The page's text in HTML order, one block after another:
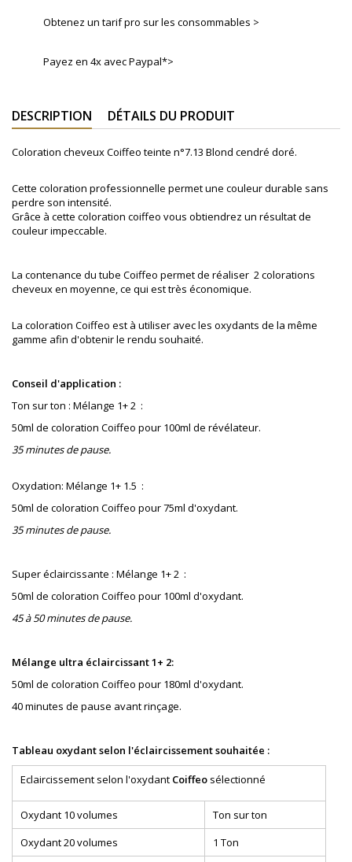
Obtenez un tarif pro sur les consommables >
Payez en 4x avec Paypal*>
DESCRIPTION DÉTAILS DU PRODUIT
Coloration cheveux Coiffeo teinte n°7.13 Blond cendré doré.
Cette coloration professionnelle permet une couleur durable sans
perdre son intensité.
Grâce à cette coloration coiffeo vous obtiendrez un résultat de
couleur impeccable.
La contenance du tube Coiffeo permet de réaliser 2 colorations
cheveux en moyenne, ce qui est très économique.
La coloration Coiffeo est à utiliser avec les oxydants de la même
gamme afin d'obtenir le rendu souhaité.
Conseil d'application :
Ton sur ton : Mélange 1+ 2 :
50ml de coloration Coiffeo pour 100ml de révélateur.
35 minutes de pause.
Oxydation: Mélange 1+ 1.5 :
50ml de coloration Coiffeo pour 75ml d'oxydant.
35 minutes de pause.
Super éclaircissante : Mélange 1+ 2 :
50ml de coloration Coiffeo pour 100ml d'oxydant.
45 à 50 minutes de pause.
Mélange ultra éclaircissant 1+ 2:
50ml de coloration Coiffeo pour 180ml d'oxydant.
40 minutes de pause avant rinçage.
Tableau oxydant selon l'éclaircissement souhaitée :
Eclaircissement selon l'oxydant Coiffeo sélectionné
Oxydant 10 volumes
Ton sur ton
Oxydant 20 volumes
1 Ton